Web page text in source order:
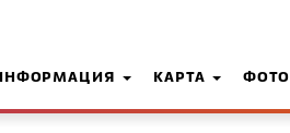
КАРТА ФОТО